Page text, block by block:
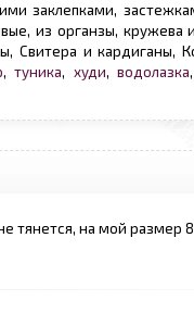
заклепками,
из органзы,
и кардиганы,
, туника, худи, водолазка,
тянется, на мой размер